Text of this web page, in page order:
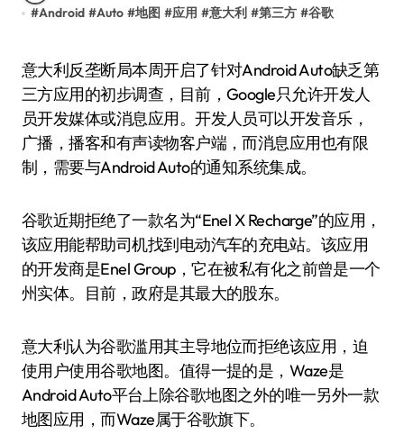
#Android #Auto #地图 #应用 #意大利 #第三方 #谷歌
意大利反垄断局本周开启了针对Android Auto缺乏第
三方应用的初步调查，目前，Google只允许开发人
员开发媒体或消息应用。开发人员可以开发音乐，
广播，播客和有声读物客户端，而消息应用也有限
制，需要与Android Auto的通知系统集成。
谷歌近期拒绝了一款名为“Enel X Recharge”的应用，
该应用能帮助司机找到电动汽车的充电站。该应用
的开发商是Enel Group，它在被私有化之前曾是一个
州实体。目前，政府是其最大的股东。
意大利认为谷歌滥用其主导地位而拒绝该应用，迫
使用户使用谷歌地图。值得一提的是，Waze是
Android Auto平台上除谷歌地图之外的唯一另外一款
地图应用，而Waze属于谷歌旗下。